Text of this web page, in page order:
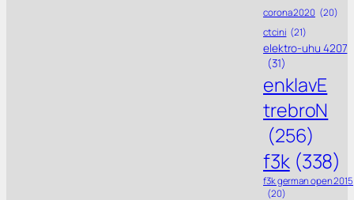
corona 2020 (20)
ctcini (21)
elektro-uhu 4207
(31)
enklavE
trebroN
(256)
f3k (338)
f3k german open 2015
(20)